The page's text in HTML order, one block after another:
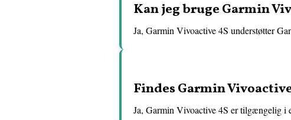
Kan jeg bruge Garmin
Ja, Garmin Vivoactive 4S understøtter
Findes Garmin
Ja, Garmin Vivoactive 4S er tilgængelig i